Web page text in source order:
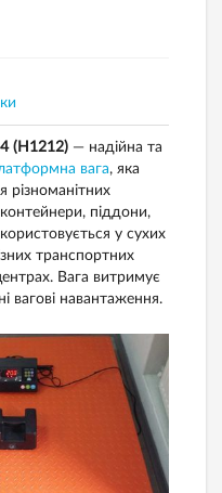
(H1212) — надійна та
вага, яка
різноманітних
піддони,
у сухих
транспортних
Вага витримує
вагові навантаження.